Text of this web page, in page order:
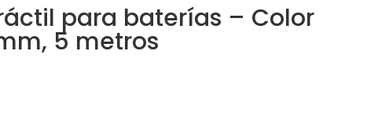
para baterías – Color
5 metros